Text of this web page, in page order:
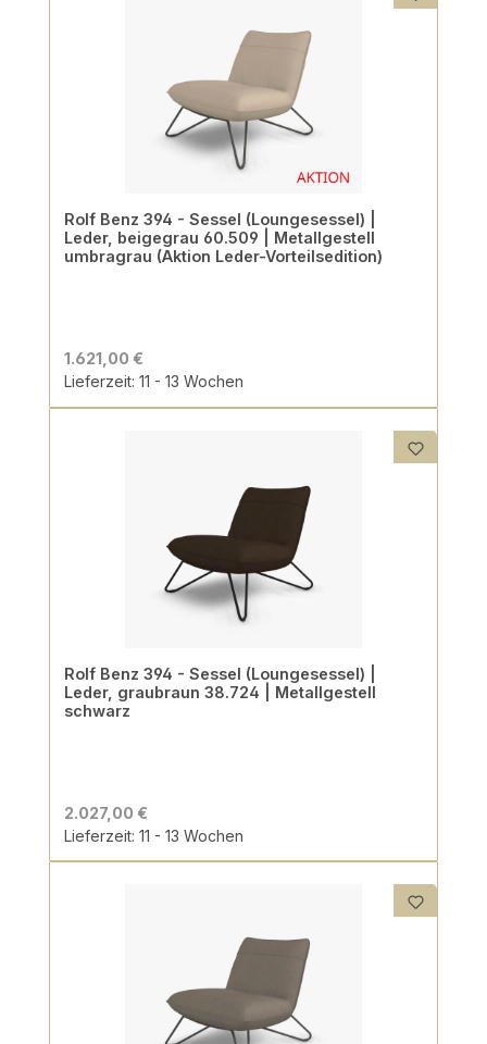
Rolf Benz 394 - Sessel (Loungesessel) |
Leder, beigegrau 60.509 | Metallgestell
umbragrau (Aktion Leder-Vorteilsedition)
1.621,00 €
Lieferzeit: 11 - 13 Wochen
Rolf Benz 394 - Sessel (Loungesessel) |
Leder, graubraun 38.724 | Metallgestell
schwarz
2.027,00 €
Lieferzeit: 11 - 13 Wochen